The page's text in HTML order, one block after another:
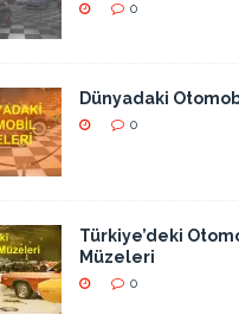
0
Dünyadaki
0
Türkiye’deki
Müzeleri
0